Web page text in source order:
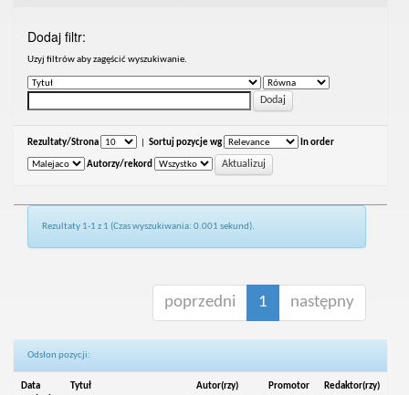
Dodaj filtr:
Uzyj filtrów aby zagęścić wyszukiwanie.
Rezultaty/Strona Sortuj pozycje wg In order
Autorzy/rekord
Rezultaty 1-1 z 1 (Czas wyszukiwania: 0.001 sekund).
poprzedni 1 następny
Odsłon pozycji:
Data Tytuł Autor(rzy) Promotor Redaktor(rzy)